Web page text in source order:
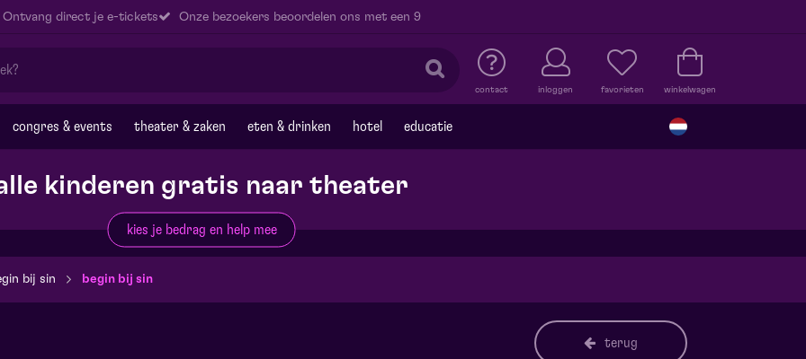
Ontvang direct je e-tickets Onze bezoekers beoordelen ons met een 9
contact inloggen favorieten winkelwagen
congres & events theater & zaken eten & drinken hotel educatie
kinderen gratis naar theater
kies je bedrag en help mee
bij sin begin bij sin
terug